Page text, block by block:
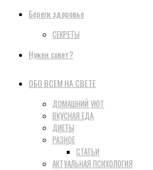
Береги здоровье
СЕКРЕТЫ
Нужен совет?
ОБО ВСЕМ НА СВЕТЕ
ДОМАШНИЙ УЮТ
ВКУСНАЯ ЕДА
ДИЕТЫ
РАЗНОЕ
СТАТЬИ
АКТУАЛЬНАЯ ПСИХОЛОГИЯ